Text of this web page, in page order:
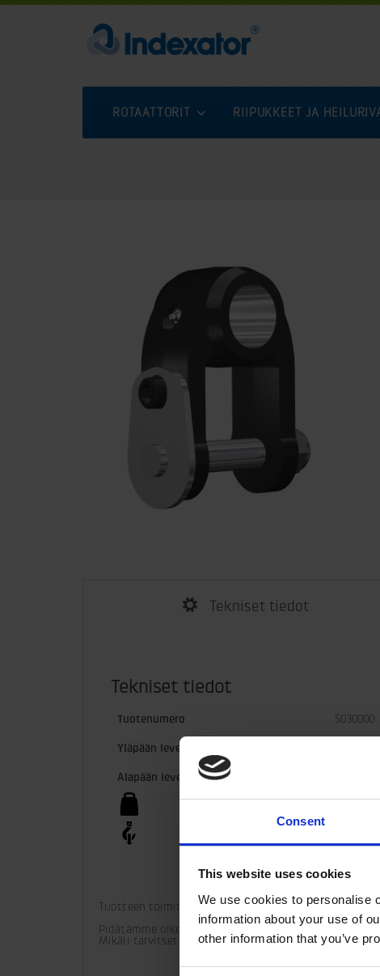
Consent
This website uses cookies
We use cookies to personalise
information about your use of
other information that you’ve
ROTAATTORIT RIIPUKKEET JA
Tekniset tiedot
Tekniset tiedot
Tuotenumero 5030000
Yläpään leveys
Alapään leveys
Tuotteen toimituksen sisältyy alempi tappisarja. Se
Pidätämme oikeuden tuotemuutoksiin.
Mikäli tarvitset lisää teknisiä tietoja asennuksesta